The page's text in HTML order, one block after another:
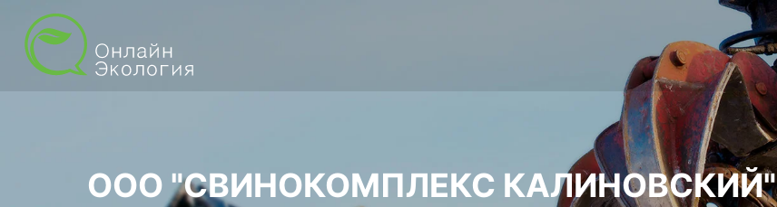
ООО "СВИНОКОМПЛЕКС КАЛИНОВСКИЙ"